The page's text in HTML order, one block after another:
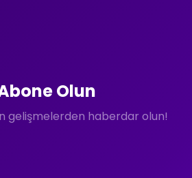
Olun
gelişmelerden haberdar olun!